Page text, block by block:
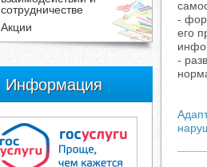
сотрудничестве
Акции
Информация
-
его
-